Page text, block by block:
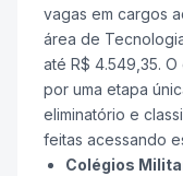
vagas em cargos
área de
até R$ 4.549,35.
por uma etapa
eliminatório e
feitas acessando
Colégios